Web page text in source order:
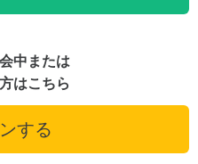
中または
はこちら
する